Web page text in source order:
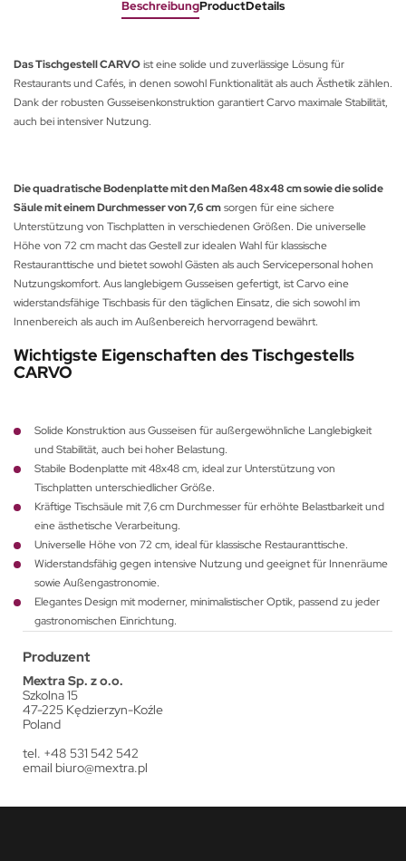
BeschreibungProductDetails
Das Tischgestell CARVOist eine solide und zuverlässige Lösung für
Restaurants und Cafés, in denen sowohl Funktionalität als auch Ästhetik zählen.
Dank der robusten Gusseisenkonstruktion garantiert Carvo maximale Stabilität,
auch bei intensiver Nutzung.
Die quadratische Bodenplatte mit den Maßen 48x48 cm sowie die solide
Säule mit einem Durchmesser von 7,6 cmsorgen für eine sichere
Unterstützung von Tischplatten in verschiedenen Größen. Die universelle
Höhe von 72 cm macht das Gestell zur idealen Wahl für klassische
Restauranttische und bietet sowohl Gästen als auch Servicepersonal hohen
Nutzungskomfort. Aus langlebigem Gusseisen gefertigt, ist Carvo eine
widerstandsfähige Tischbasis für den täglichen Einsatz, die sich sowohl im
Innenbereich als auch im Außenbereich hervorragend bewährt.
Wichtigste Eigenschaften des Tischgestells
CARVO
Solide Konstruktion aus Gusseisen für außergewöhnliche Langlebigkeit
und Stabilität, auch bei hoher Belastung.
Stabile Bodenplatte mit 48x48 cm, ideal zur Unterstützung von
Tischplatten unterschiedlicher Größe.
Kräftige Tischsäule mit 7,6 cm Durchmesser für erhöhte Belastbarkeit und
eine ästhetische Verarbeitung.
Universelle Höhe von 72 cm, ideal für klassische Restauranttische.
Widerstandsfähig gegen intensive Nutzung und geeignet für Innenräume
sowie Außengastronomie.
Elegantes Design mit moderner, minimalistischer Optik, passend zu jeder
gastronomischen Einrichtung.
Produzent
Mextra Sp. z o.o.
Szkolna 15
47-225 Kędzierzyn-Koźle
Poland
tel. +48 531 542 542
email biuro@mextra.pl